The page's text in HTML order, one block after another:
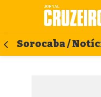
Sorocaba /